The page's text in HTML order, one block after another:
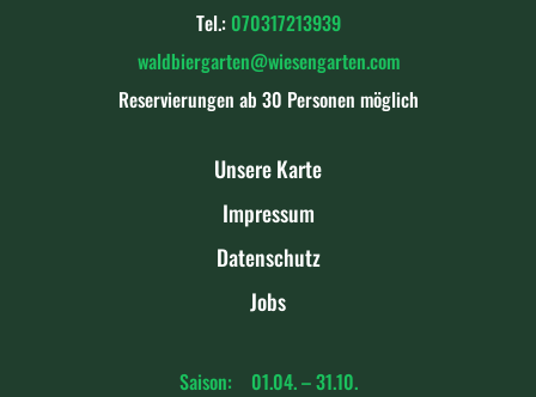
Tel.: 070317213939
waldbiergarten@wiesengarten.com
Reservierungen ab 30 Personen möglich
Unsere Karte
Impressum
Datenschutz
Jobs
Saison: 01.04. – 31.10.